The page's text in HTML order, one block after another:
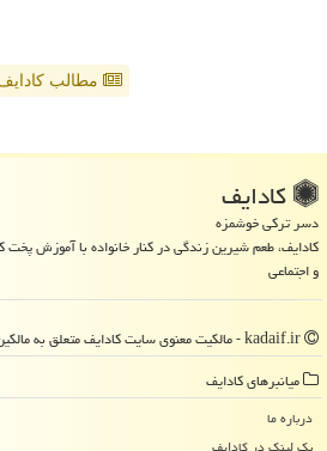
مطالب
كادایف
دسر ترکی خوشمزه
کادایف، طعم شیرین زندگی در کنار خانواده با آموزش پخت
و اجتماعی
میانبرهای كادایف
درباره ما